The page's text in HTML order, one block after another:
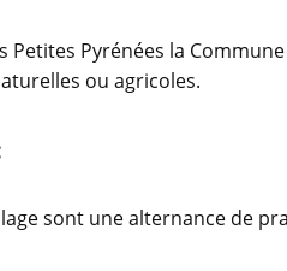
Pyrénées la
ou agricoles.
sont une alternance de